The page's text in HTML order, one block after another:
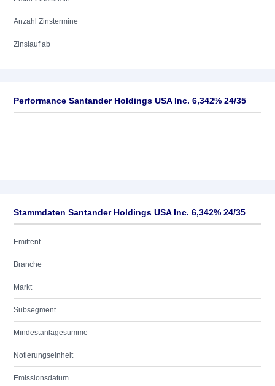
Anzahl Zinstermine
Zinslauf ab
Performance Santander Holdings USA Inc. 6,342% 24/35
Stammdaten Santander Holdings USA Inc. 6,342% 24/35
Emittent
Branche
Markt
Subsegment
Mindestanlagesumme
Notierungseinheit
Emissionsdatum